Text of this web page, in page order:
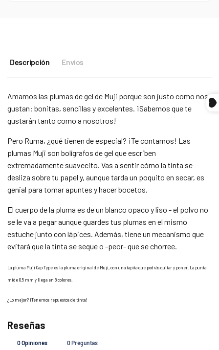
Descripción Envíos
Amamos las plumas de gel de Muji porque son justo como nos
gustan: bonitas, sencillas y excelentes. ¡Sabemos que te
gustarán tanto como a nosotros!
Pero Ruma, ¿qué tienen de especial? ¡Te contamos! Las
plumas Muji son bolígrafos de gel que escriben
extremadamente suavecito. Vas a sentir cómo la tinta se
desliza sobre tu papel y, aunque tarda un poquito en secar, es
genial para tomar apuntes y hacer bocetos.
El cuerpo de la pluma es de un blanco opaco y liso - el polvo no
se le va a pegar aunque guardes tus plumas en el mismo
estuche junto con lápices. Además, tiene un mecanismo que
evitará que la tinta se seque o -peor- que se chorree.
La pluma Muji Cap Type es la pluma original de Muji, con una tapita que podrás quitar y poner. La punta
mide 0.5 mm y llega en 8 colores.
¿Lo mejor? ¡Tenemos repuestos de tinta!
Compra ahora y paga a meses
sin tarjeta de crédito
con Meses sin Tarjeta.
2 En tu cuenta de Mercado Pago,
cantidad de mesesy confirma.
3 Paga mes a mescon saldo disponible,
débito u otros medios.
¿Tienes dudas? Consulta nuestra Ayuda.